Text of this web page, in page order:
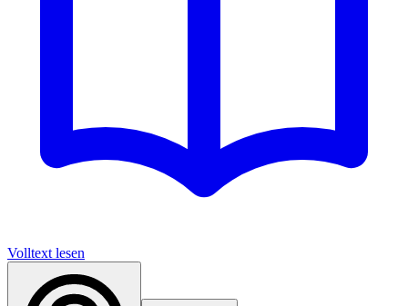
Volltext lesen